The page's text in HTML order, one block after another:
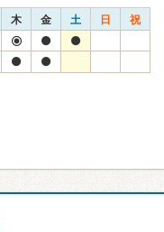
木 金 土 日 祝